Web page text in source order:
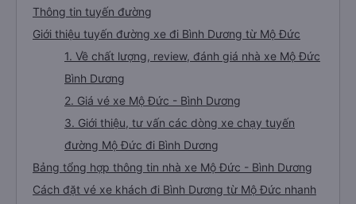
Thông tin tuyến đường
Giới thiệu tuyến đường xe đi Bình Dương từ Mộ Đức
1. Về chất lượng, review, đánh giá nhà xe Mộ Đức
Bình Dương
2. Giá vé xe Mộ Đức - Bình Dương
3. Giới thiệu, tư vấn các dòng xe chạy tuyến
đường Mộ Đức đi Bình Dương
Bảng tổng hợp thông tin nhà xe Mộ Đức - Bình Dương
Cách đặt vé xe khách đi Bình Dương từ Mộ Đức nhanh